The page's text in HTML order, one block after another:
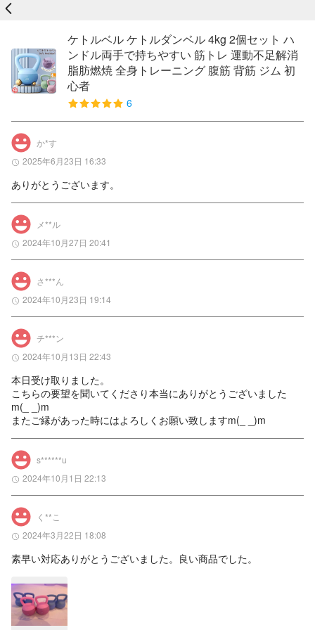
戻る
ケトルベル ケトルダンベル 4kg 2個セット ハ
ンドル両手で持ちやすい 筋トレ 運動不足解消
脂肪燃焼 全身トレーニング 腹筋 背筋 ジム 初
心者
6
か*す
2025年6月23日 16:33
ありがとうございます。
メ**ル
2024年10月27日 20:41
さ***ん
2024年10月23日 19:14
チ***ン
2024年10月13日 22:43
本日受け取りました。
こちらの要望を聞いてくださり本当にありがとうございました
m(_ _)m
またご縁があった時にはよろしくお願い致しますm(_ _)m
s******u
2024年10月1日 22:13
く**こ
2024年3月22日 18:08
素早い対応ありがとうございました。良い商品でした。